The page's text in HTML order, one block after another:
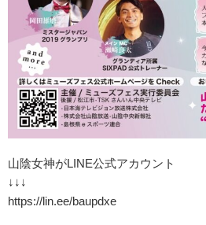
山陰女神がLINE公式アカウント
↓↓↓
https://lin.ee/baupdxe